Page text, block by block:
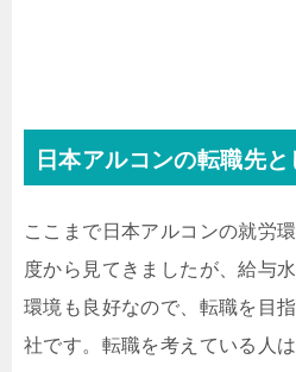
日本アルコンの転職先
ここまで日本アルコンの就労
度から見てきましたが、給与
環境も良好なので、転職を目
社です。転職を考えている人